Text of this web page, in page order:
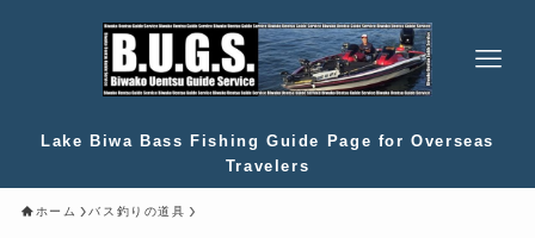
Lake Biwa Bass Fishing Guide Page for Overseas
Travelers
ホーム バス釣りの道具